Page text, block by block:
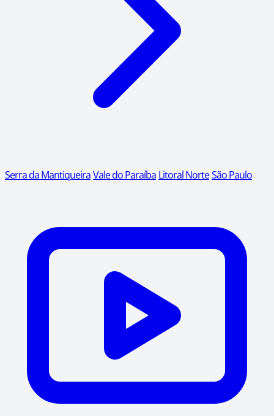
Serra da MantiqueiraVale do Paraíba Litoral NorteSão Paulo